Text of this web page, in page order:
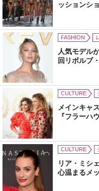
ッションシ
FASHION
人気モデル
回リボルブ
CULTURE
メインキャ
『フラーハ
CULTURE
リア・ミシ
心温まるメ